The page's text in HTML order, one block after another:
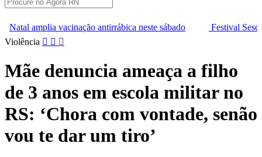
antirrábica neste sábado
Festival Sesc de Música entra na
Pular
conteúdo
Violência
Mãe denuncia ameaça a filho
de 3 anos em escola militar no
RS: ‘Chora com vontade, senão
vou te dar um tiro’